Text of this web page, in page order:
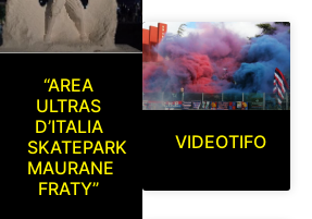
“AREA
ULTRAS
D’ITALIA
SKATEPARK
MAURANE
FRATY”
VIDEOTIFO